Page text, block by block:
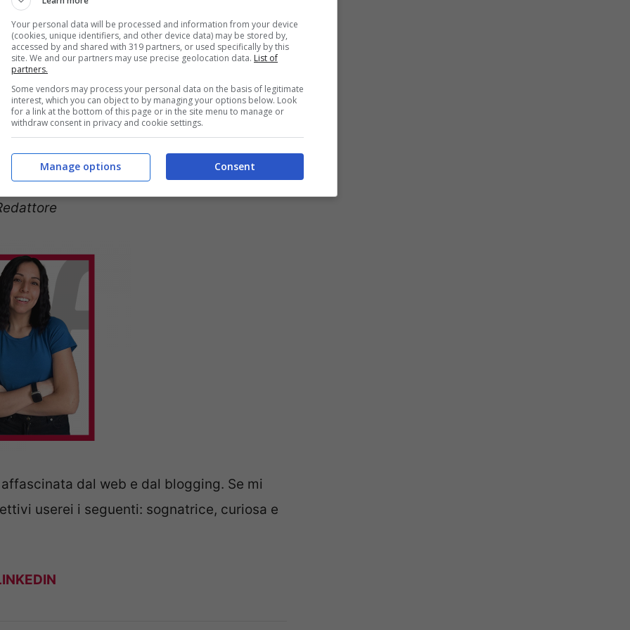
di Pisa. Lavoro dal 2003 come
per numerose testate online.
LINKEDIN
Ricchiuti
dal web e dal blogging. Se mi
userei i seguenti: sognatrice, curiosa e
Your personal data will be processed and information from your device
(cookies, unique identifiers, and other device data) may be stored by,
accessed by and shared with 319 partners, or used specifically by this
site. We and our partners may use precise geolocation data. List of
partners.
Some vendors may process your personal data on the basis of legitimate
interest, which you can object to by managing your options below. Look
for a link at the bottom of this page or in the site menu to manage or
withdraw consent in privacy and cookie settings.
Consent
Manage options